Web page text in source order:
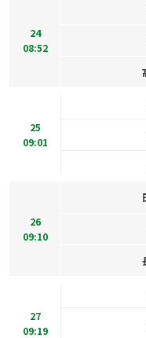
24
08:52
25
09:01
26
09:10
27
09:19